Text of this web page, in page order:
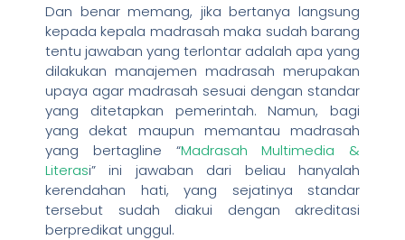
Dan benar memang, jika bertanya langsung
kepada kepala madrasah maka sudah barang
tentu jawaban yang terlontar adalah apa yang
dilakukan manajemen madrasah merupakan
upaya agar madrasah sesuai dengan standar
yang ditetapkan pemerintah. Namun, bagi
yang dekat maupun memantau madrasah
yang bertagline “Madrasah Multimedia &
Literasi” ini jawaban dari beliau hanyalah
kerendahan hati, yang sejatinya standar
tersebut sudah diakui dengan akreditasi
berpredikat unggul.